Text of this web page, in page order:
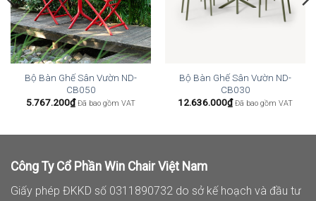
Bộ Bàn Ghế Sân Vườn ND-
CB050
5.767.200₫ Đã bao gồm VAT
Bộ Bàn Ghế Sân Vườn ND-
CB030
12.636.000₫ Đã bao gồm VAT
Công Ty Cổ Phần Win Chair Việt Nam
Giấy phép ĐKKD số 0311890732 do sở kế hoạch và đầu tư